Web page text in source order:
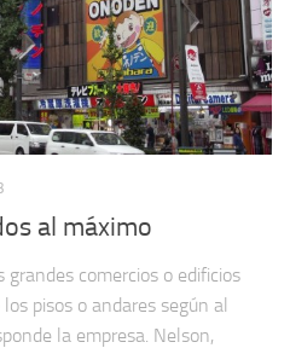
al máximo
comercios o edificios
pisos o andares según al
la empresa. Nelson,